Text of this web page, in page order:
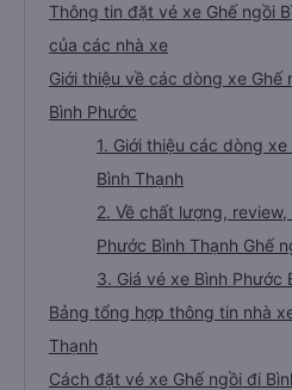
Thông tin đặt vé xe Ghế ngồi
của các nhà xe
Giới thiệu về các dòng xe Ghế
Bình Phước
1. Giới thiệu các dòng
Bình Thạnh
2. Về chất lượng,
Phước Bình Thạnh Ghế
3. Giá vé xe Bình Phước
Bảng tổng hợp thông tin nhà
Thạnh
Cách đặt vé xe Ghế ngồi đi